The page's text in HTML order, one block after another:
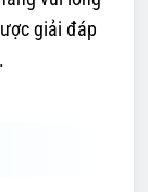
giải đáp